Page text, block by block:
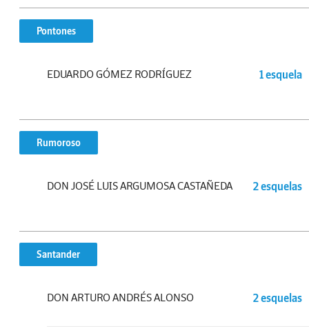
Pontones
EDUARDO GÓMEZ RODRÍGUEZ 1 esquela
Rumoroso
DON JOSÉ LUIS ARGUMOSA CASTAÑEDA 2 esquelas
Santander
DON ARTURO ANDRÉS ALONSO 2 esquelas